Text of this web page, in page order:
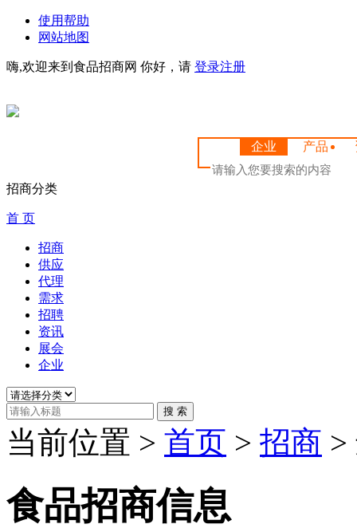
使用帮助
网站地图
嗨,欢迎来到食品招商网 你好，请 登录注册
企业 产品
招商分类
首 页
招商
供应
代理
需求
招聘
资讯
展会
企业
搜 索
当前位置 > 首页 > 招商 >
食品招商信息